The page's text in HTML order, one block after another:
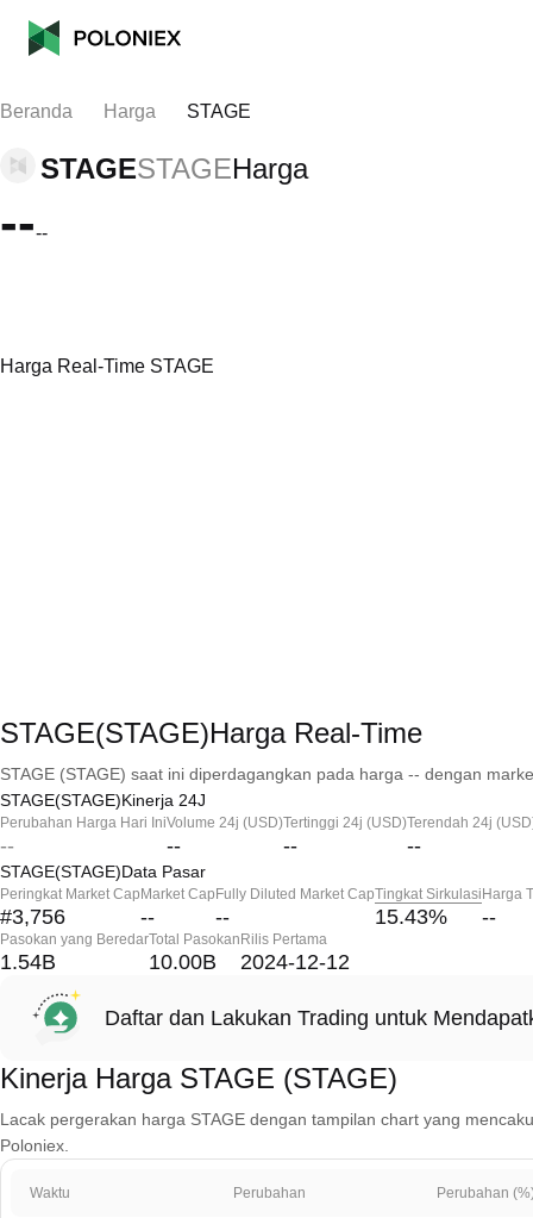
Beranda Harga STAGE
STAGESTAGEHarga
----
Harga Real-Time STAGE
STAGE(STAGE)Harga Real-Time
STAGE (STAGE) saat ini diperdagangkan pada harga -- dengan
STAGE(STAGE)Kinerja 24J
Perubahan Harga Hari Ini
--
Volume 24j (USD)
--
Tertinggi 24j (USD)
--
Terendah 24j
--
STAGE(STAGE)Data Pasar
Peringkat Market Cap
#3,756
Market Cap
--
Fully Diluted Market Cap
--
Tingkat Sirkulasi
15.43%
Harga
--
Pasokan yang Beredar
1.54B
Total Pasokan
10.00B
Rilis Pertama
2024-12-12
Daftar dan Lakukan Trading untuk
Kinerja Harga STAGE (STAGE)
Lacak pergerakan harga STAGE dengan tampilan chart yang
Poloniex.
Waktu Perubahan Perubahan